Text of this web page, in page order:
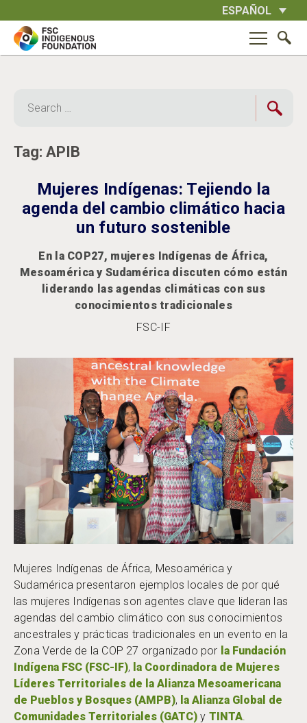
to
content
ESPAÑOL
for:
Tag: APIB
Mujeres Indígenas: Tejiendo la
agenda del cambio climático hacia
un futuro sostenible
En la COP27, mujeres Indígenas de África,
Mesoamérica y Sudamérica discuten cómo están
liderando las agendas climáticas con sus
conocimientos tradicionales
FSC-IF
Mujeres Indígenas de África, Mesoamérica y
Sudamérica presentaron ejemplos locales de por qué
las mujeres Indígenas son agentes clave que lideran las
agendas del cambio climático con sus conocimientos
ancestrales y prácticas tradicionales en un evento en la
Zona Verde de la COP 27 organizado por la Fundación
Indígena FSC (FSC-IF), la Coordinadora de Mujeres
Líderes Territoriales de la Alianza Mesoamericana
de Pueblos y Bosques (AMPB), la Alianza Global de
Comunidades Territoriales (GATC) y TINTA.